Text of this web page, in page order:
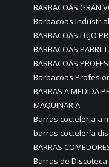
BARBACOAS GRAN
Barbacoas
BARBACOAS LUJO
BARBACOAS
BARBACOAS
Barbacoas
BARRAS A MEDIDA
MAQUINARIA
Barras cocteleria a
barras coctelería
BARRAS
Barras de